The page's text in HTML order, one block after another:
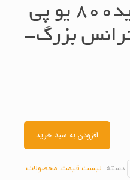
موتور کرکره ساید۸۰۰ یو پی
بزرگ-
افزودن به سبد خرید
دسته: لیست قیمت محصولات